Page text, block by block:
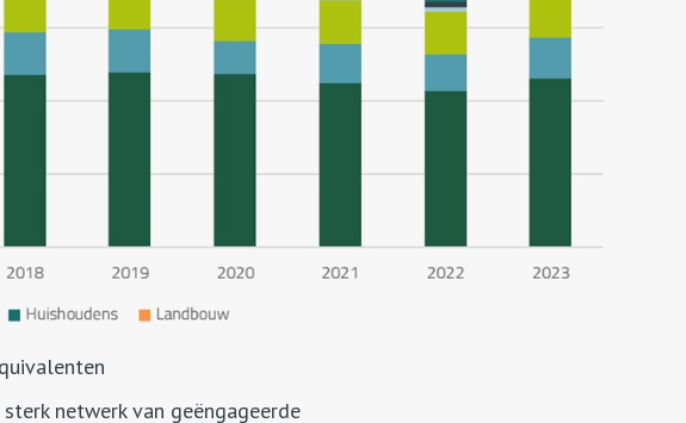
netwerk van geëngageerde